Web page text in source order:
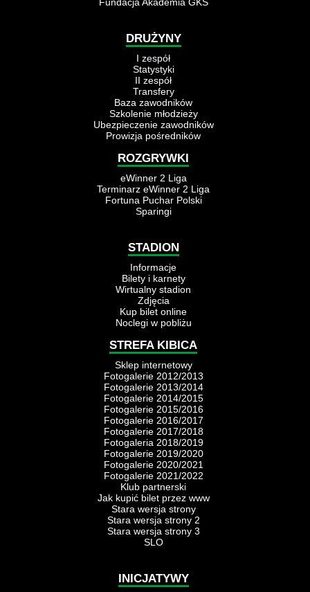
DRUŻYNY
I zespół
Statystyki
II zespół
Transfery
Baza zawodników
Szkolenie młodzieży
Ubezpieczenie zawodników
Prowizja pośredników
ROZGRYWKI
eWinner 2 Liga
Terminarz eWinner 2 Liga
Fortuna Puchar Polski
Sparingi
STADION
Informacje
Bilety i karnety
Wirtualny stadion
Zdjęcia
Kup bilet online
Noclegi w pobliżu
STREFA KIBICA
Sklep internetowy
Fotogalerie 2012/2013
Fotogalerie 2013/2014
Fotogalerie 2014/2015
Fotogalerie 2015/2016
Fotogalerie 2016/2017
Fotogalerie 2017/2018
Fotogaleria 2018/2019
Fotogalerie 2019/2020
Fotogalerie 2020/2021
Fotogalerie 2021/2022
Klub partnerski
Jak kupić bilet przez www
Stara wersja strony
Stara wersja strony 2
Stara wersja strony 3
SLO
INICJATYWY